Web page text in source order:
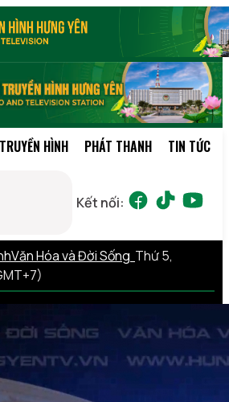
TRUYỀN HÌNH PHÁT THANH TIN TỨC
Kết nối:
Văn Hóa và Đời Sống Thứ 5,